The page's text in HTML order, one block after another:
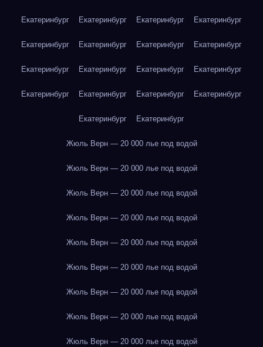
Екатеринбург Екатеринбург Екатеринбург Екатеринбург
Екатеринбург Екатеринбург Екатеринбург Екатеринбург
Екатеринбург Екатеринбург Екатеринбург Екатеринбург
Екатеринбург Екатеринбург Екатеринбург Екатеринбург
Екатеринбург Екатеринбург
Жюль Верн — 20 000 лье под водой
Жюль Верн — 20 000 лье под водой
Жюль Верн — 20 000 лье под водой
Жюль Верн — 20 000 лье под водой
Жюль Верн — 20 000 лье под водой
Жюль Верн — 20 000 лье под водой
Жюль Верн — 20 000 лье под водой
Жюль Верн — 20 000 лье под водой
Жюль Верн — 20 000 лье под водой